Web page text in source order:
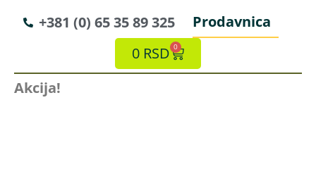
+381 (0) 65 35 89 325
Prodavnica
0 RSD 0
Akcija!